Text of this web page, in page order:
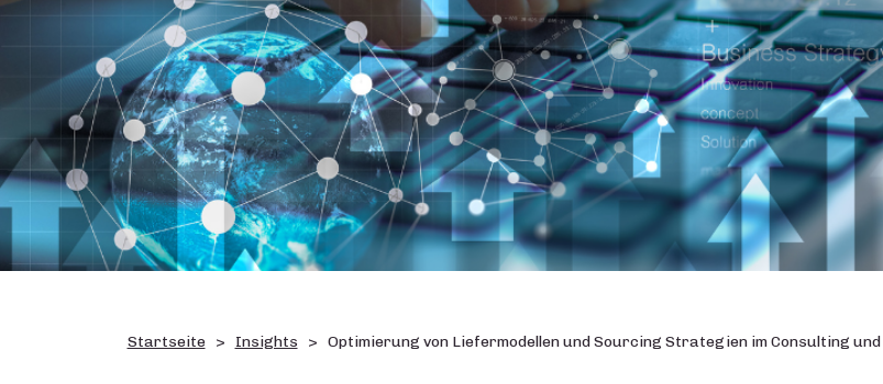
Startseite Insights Optimierung von Liefermodellen und Sourcing Strategien im Consulting